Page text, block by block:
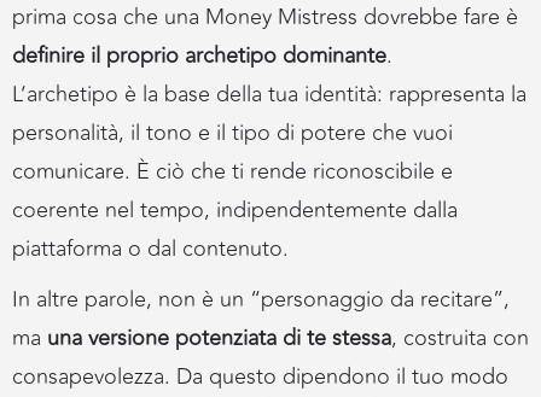
prima cosa che una Money Mistress dovrebbe fare è
definire il proprio archetipo dominante.
L’archetipo è la base della tua identità: rappresenta la
personalità, il tono e il tipo di potere che vuoi
comunicare. È ciò che ti rende riconoscibile e
coerente nel tempo, indipendentemente dalla
piattaforma o dal contenuto.
In altre parole, non è un “personaggio da recitare”,
ma una versione potenziata di te stessa, costruita con
consapevolezza. Da questo dipendono il tuo modo